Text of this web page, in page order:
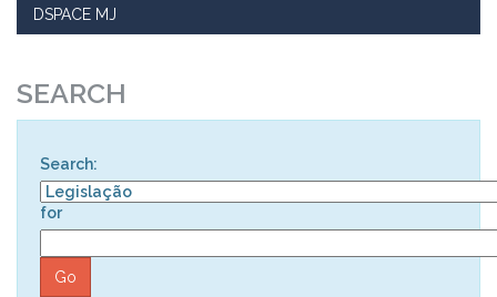
DSPACE MJ
SEARCH
Search:
for